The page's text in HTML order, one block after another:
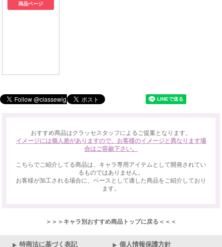
商品ページ
おすすめ商品はクラッセスタッフによるご提案となります。
イメージには個人差がありますので、お客様のイメージと異なります場
合はご容赦下さい。
こちらでご紹介してる商品は、キャラ専用アイテムとして開発されてい
るものではありません。
お客様が加工される場合に、ベースとして適した商品をご紹介しており
ます。
＞＞＞キャラ別おすすめ商品トップに戻る＜＜＜
特商法に基づく表記 個人情報保護方針